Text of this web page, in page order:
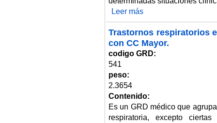
Leer más
Trastornos respiratorios
con CC Mayor.
codigo GRD:
541
peso:
2.3654
Contenido:
Es un GRD médico que
respiratoria, excepto